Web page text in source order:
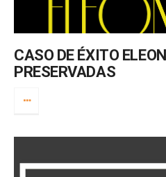
CASO DE ÉXITO
PRESERVADAS